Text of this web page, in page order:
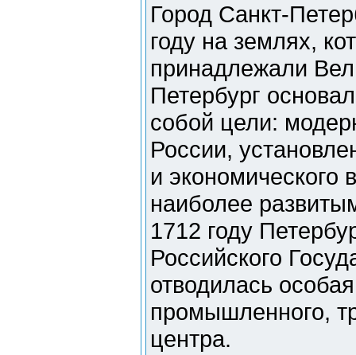
Город Санкт-
году на землях,
принадлежали
Петербург
собой цели:
России,
и экономического
наиболее
1712 году
Российского
отводилась
промышленного,
центра.